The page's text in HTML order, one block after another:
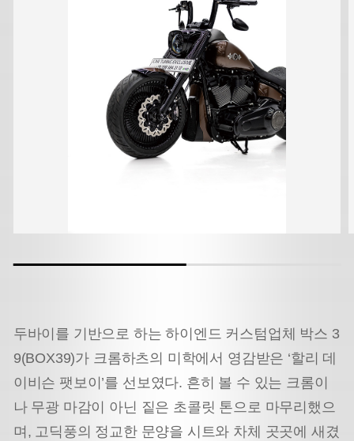
두바이를 기반으로 하는 하이엔드 커스텀업체 박스 3
9(BOX39)가 크롬하츠의 미학에서 영감받은 ‘할리 데
이비슨 팻보이’를 선보였다. 흔히 볼 수 있는 크롬이
나 무광 마감이 아닌 짙은 초콜릿 톤으로 마무리했으
며, 고딕풍의 정교한 문양을 시트와 차체 곳곳에 새겼